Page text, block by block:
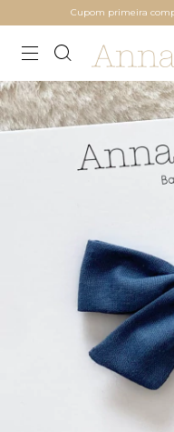
Cupom primeira